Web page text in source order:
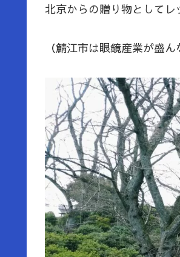
北京からの贈り物としてレ
（鯖江市は眼鏡産業が盛